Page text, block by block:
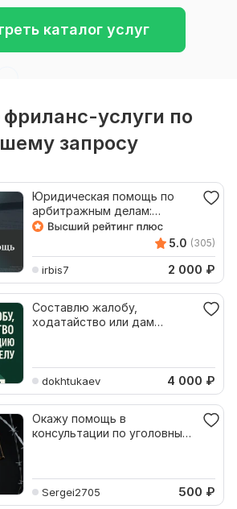
каталог услуг
услуги по
запросу
Юридическая помощь по
арбитражным делам:
Консультация
5.0 (305)
irbis7 2 000 ₽
Составлю жалобу,
ходатайство или дам
dokhtukaev 4 000 ₽
Окажу помощь в
консультации по уголовным
Sergei2705 500 ₽